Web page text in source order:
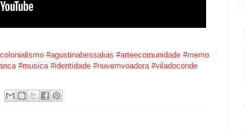
#agustinabessaluis #arteecomunidade #memo
#musica #identidade #nuvemvoadora #viladoconde